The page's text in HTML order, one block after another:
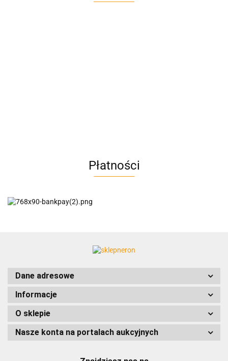
AC EasyLine
Płatności
Dane adresowe
Informacje
O sklepie
Nasze konta na portalach aukcyjnych